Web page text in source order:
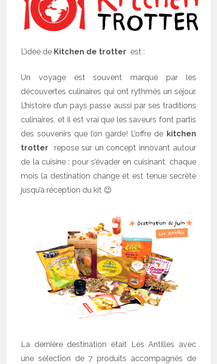
L’idée de Kitchen de trotter est :
Un voyage est souvent marqué par les
découvertes culinaires qui ont rythmés un séjour.
L’histoire d’un pays passe aussi par ses traditions
culinaires, et il est vrai que les saveurs font partis
des souvenirs que l’on garde! L’offre de kitchen
trotter repose sur un concept innovant autour
de la cuisine : pour s’évader en cuisinant, chaque
mois la destination change et est tenue secrète
jusqu’à réception du kit 😉
La dernière destination était Les Antilles avec
une sélection de 7 produits accompagnés de